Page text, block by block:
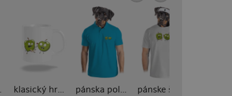
klasický hrnček pánska polokošeľa